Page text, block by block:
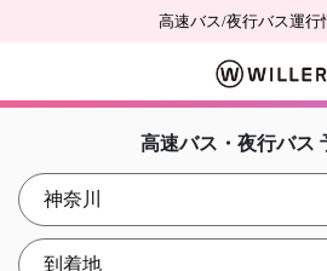
高速バス/夜行バス運行
高速バス・夜行バス